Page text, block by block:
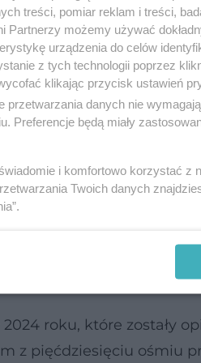
przenika do
w 2025 roku w
średnio ponad czterystu
niż dwadzieścia
metod
raporty mogły
roku, które zostały
z pięćdziesięciu ośmiu
treści, pomiar reklam i treści,
Partnerzy możemy używać
urządzenia do celów
z tych technologii poprzez
klikając przycisk ustawień
przetwarzania danych nie
Preferencje będą miały
i komfortowo korzystać z
Twoich danych